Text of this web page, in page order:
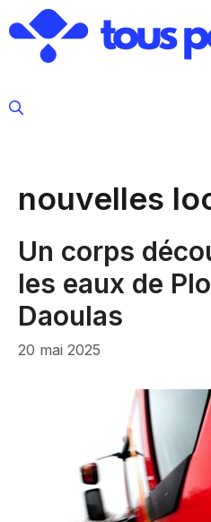
au
contenu
nouvelles
Un corps
les eaux de
Daoulas
20 mai 2025